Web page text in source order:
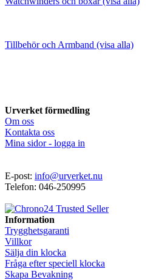
Tillbehör och Armband (visa alla)
Urverket förmedling
Om oss
Kontakta oss
Mina sidor - logga in
E-post: info@urverket.nu
Telefon: 046-250995
Information
Trygghetsgaranti
Villkor
Sälja din klocka
Fråga efter speciell klocka
Skapa Bevakning